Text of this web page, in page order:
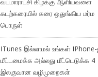
கடற்கரையில் கரை ஒதுங்கிய மர்ம
பொருள்
ITunes இல்லாமல் உங்கள்
மீட்டமைக்க அல்லது மீட்டெடுக்க 4
இலகுவான வழிமுறைகள்